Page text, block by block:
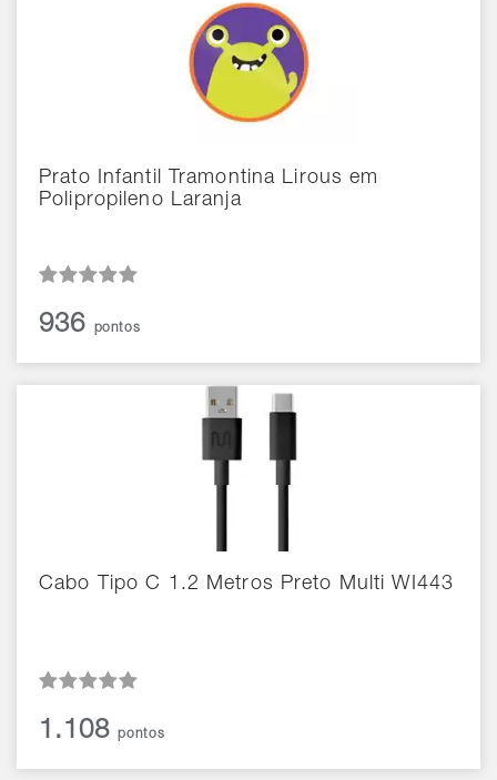
Prato Infantil Tramontina Lirous em
Polipropileno Laranja
936 pontos
Cabo Tipo C 1.2 Metros Preto Multi WI443
1.108pontos